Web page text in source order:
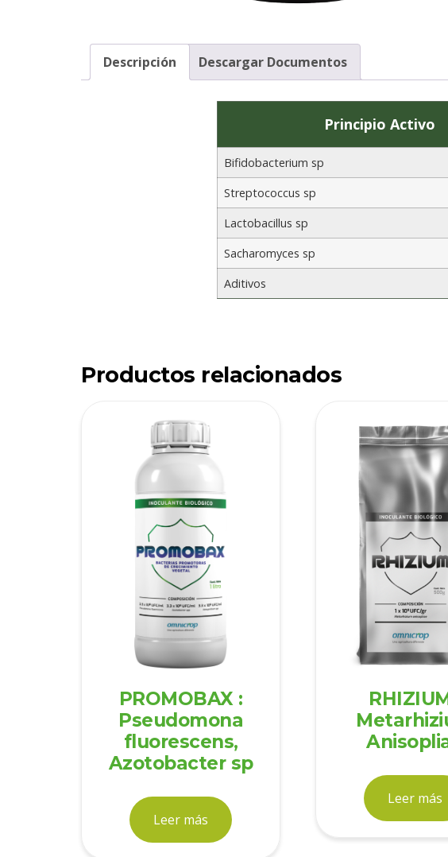
Descripción Descargar Documentos
Principio Activo
Bifidobacterium sp
Streptococcus sp
Lactobacillus sp
Sacharomyces sp
Aditivos
Productos relacionados
PROMOBAX :
Pseudomona
fluorescens,
Azotobacter sp
Leer más
Leer más